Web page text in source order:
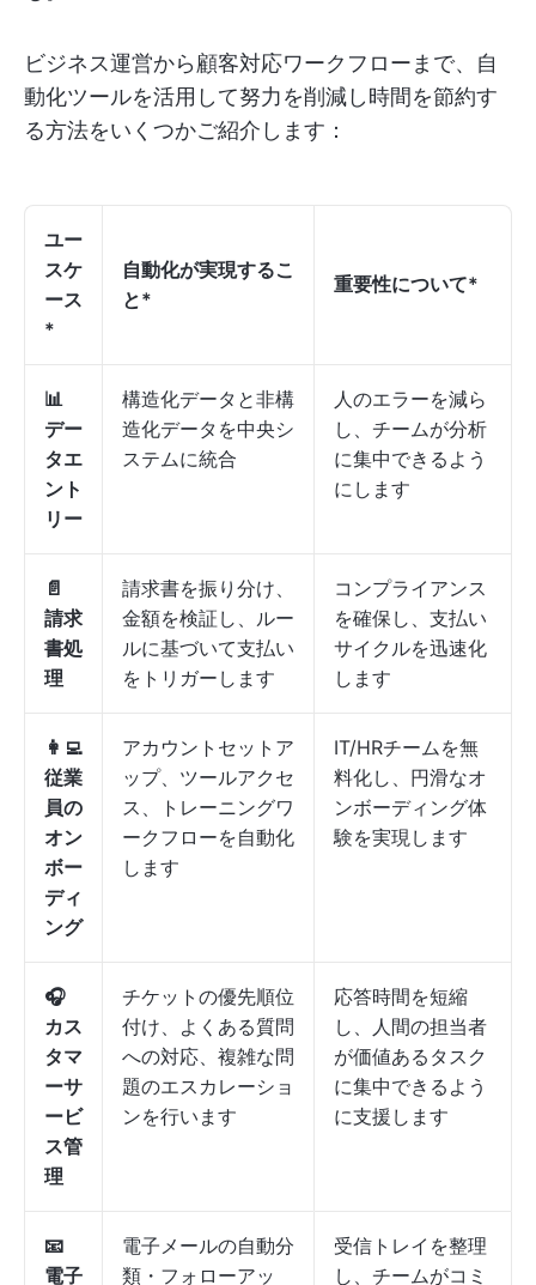
ビジネス運営から顧客対応ワークフローまで、自
動化ツールを活用して努力を削減し時間を節約す
る方法をいくつかご紹介します：
ユー
スケ
ース
*
自動化が実現するこ
と*
重要性について*
📊
デー
タエ
ント
リー
構造化データと非構
造化データを中央シ
ステムに統合
人のエラーを減ら
し、チームが分析
に集中できるよう
にします
📄
請求
書処
理
請求書を振り分け、
金額を検証し、ルー
ルに基づいて支払い
をトリガーします
コンプライアンス
を確保し、支払い
サイクルを迅速化
します
👩‍💻
従業
員の
オン
ボー
ディ
ング
アカウントセットア
ップ、ツールアクセ
ス、トレーニングワ
ークフローを自動化
します
IT/HRチームを無
料化し、円滑なオ
ンボーディング体
験を実現します
🎧
カス
タマ
ーサ
ービ
ス管
理
チケットの優先順位
付け、よくある質問
への対応、複雑な問
題のエスカレーショ
ンを行います
応答時間を短縮
し、人間の担当者
が価値あるタスク
に集中できるよう
に支援します
📧
電子
電子メールの自動分
類・フォローアッ
受信トレイを整理
し、チームがコミ